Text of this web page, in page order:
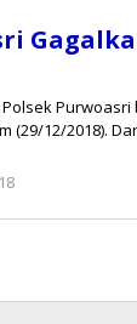
(29/12/2018).